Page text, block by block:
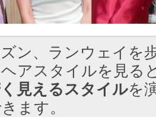
ン、ランウェイを
アスタイルを見る
見えるスタイルを
ます。